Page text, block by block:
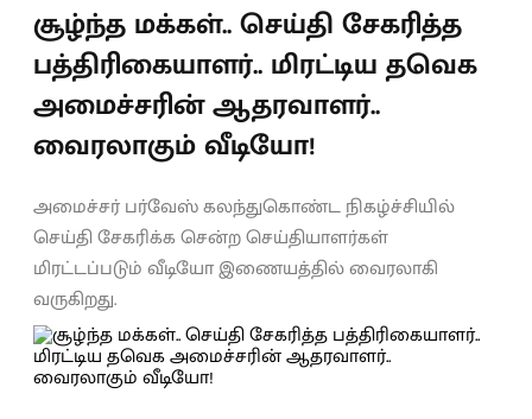
சூழ்ந்த மக்கள்.. செய்தி சேகரித்த
பத்திரிகையாளர்.. மிரட்டிய தவெக
அமைச்சரின் ஆதரவாளர்..
வைரலாகும் வீடியோ!
அமைச்சர் பர்வேஸ் கலந்துகொண்ட நிகழ்ச்சியில்
செய்தி சேகரிக்க சென்ற செய்தியாளர்கள்
மிரட்டப்படும் வீடியோ இணையத்தில் வைரலாகி
வருகிறது.